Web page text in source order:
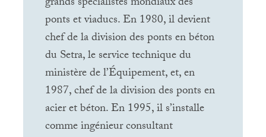
ponts et viaducs. En 1980, il devient
chef de la division des ponts en béton
du Setra, le service technique du
ministère de l’Équipement, et, en
1987, chef de la division des ponts en
acier et béton. En 1995, il s’installe
comme ingénieur consultant